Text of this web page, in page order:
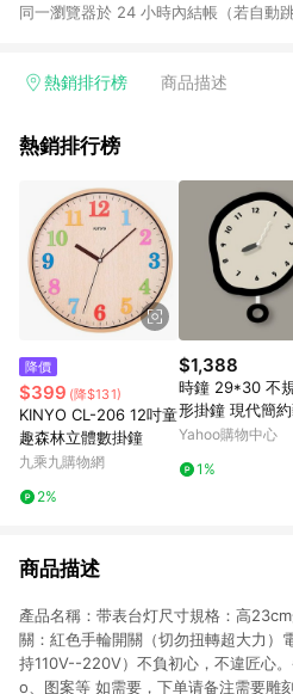
同一瀏覽器於 24 小時內結帳（若自動
回饋訂單不得享有 Pinkoi 站方優惠，
行為，不具贈點資格，部分退款不在此
貨後 45 天後發送。 8. 群眾募資商品，
運費，攤位費等不具贈點資格。 9.
顏色、價位、贈品如與 Pinkoi 商品資
Pinkoi 購物商品資訊頁及購物車標示
則請以點數紅包活動說明為準。 11. 若
頁面後才首次下載 Pinkoi APP 並完成
上，首次下載 Pinkoi APP 後，需透過
熱銷排行榜 商品描述
熱銷排行榜
降價
$399 (降$131)
KINYO CL-206 12吋童
趣森林立體數掛鐘
九乘九購物網
2%
$1,388
時鐘 29*30 不
形掛鐘 現代簡
創意鐘錶 客廳臥
Yahoo購物中心
1%
商品描述
產品名稱：带表台灯尺寸規格：高
關：紅色手輪開關（切勿扭轉超大力）
持110V--220V）不負初心，不違匠心
o、图案等 如需要，下单请备注需要雕